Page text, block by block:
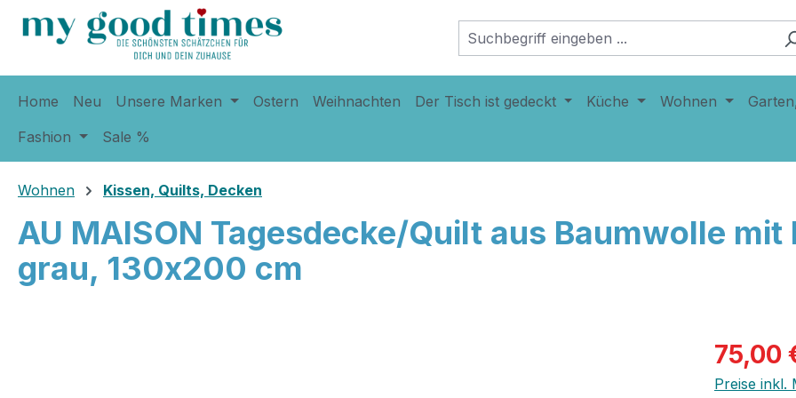
Zur Hauptnavigation springen
Home Neu Unsere Marken Ostern Weihnachten Der Tisch ist gedeckt Küche Wohnen
Fashion
Sale %
Wohnen Kissen, Quilts, Decken
AU MAISON Tagesdecke/Quilt aus Baumwolle mit
grau, 130x200 cm
75,00
Preise inkl.